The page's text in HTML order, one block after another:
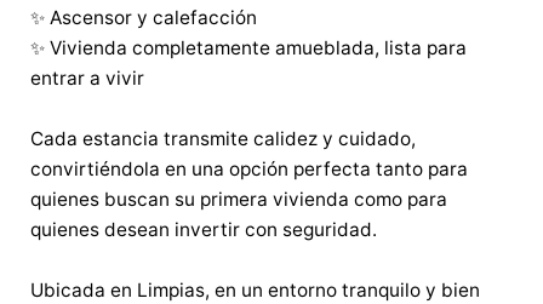
✨ Ascensor y calefacción
✨ Vivienda completamente amueblada, lista para
entrar a vivir
Cada estancia transmite calidez y cuidado,
convirtiéndola en una opción perfecta tanto para
quienes buscan su primera vivienda como para
quienes desean invertir con seguridad.
Ubicada en Limpias, en un entorno tranquilo y bien